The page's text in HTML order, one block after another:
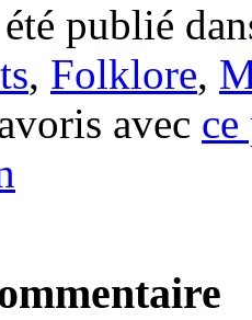
publié
, Folklore,
avec